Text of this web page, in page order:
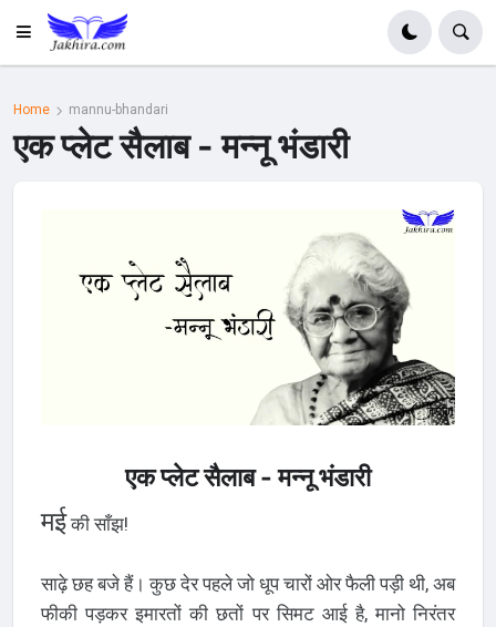
Home mannu-bhandari
एक प्लेट सैलाब - मन्नू भंडारी
एक प्लेट सैलाब - मन्नू भंडारी
मईकी साँझ!
साढ़े छह बजे हैं। कुछ देर पहले जो धूप चारों ओर फैली पड़ी थी, अब
फीकी पड़कर इमारतों की छतों पर सिमट आई है, मानो निरंतर